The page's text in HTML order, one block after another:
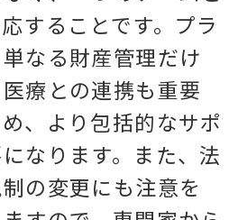
することです。プラ
なる財産管理だけ
療との連携も重要
、より包括的なサポ
なります。また、法
の変更にも注意を